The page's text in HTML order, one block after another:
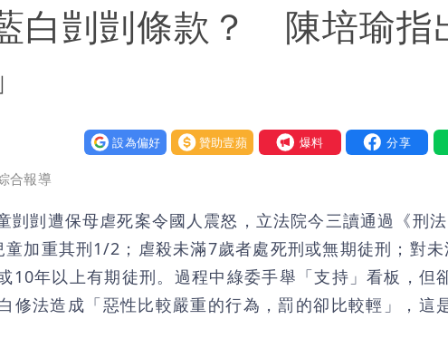
典示警「恐遇黑潮變強」 路徑分歧藏警訊：不利強度
白剴剴條款？ 陳培瑜指
設為偏好 贊助壹蘋 我要爆料
合報導
剴剴遭保母虐死案令國人震怒，立法院今三讀通過《刑
加重其刑1/2；虐殺未滿7歲者處死刑或無期徒刑；對
10年以上有期徒刑。過程中綠委手舉「支持」看板，但
修法造成「惡性比較嚴重的行為，罰的卻比較輕」，這